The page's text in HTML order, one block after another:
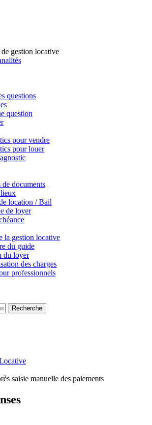
gestion locative
questions
question
pour vendre
pour louer
de documents
location / Bail
de loyer
la gestion locative
du guide
du loyer
des charges
professionnels
Recherche
saisie manuelle des paiements